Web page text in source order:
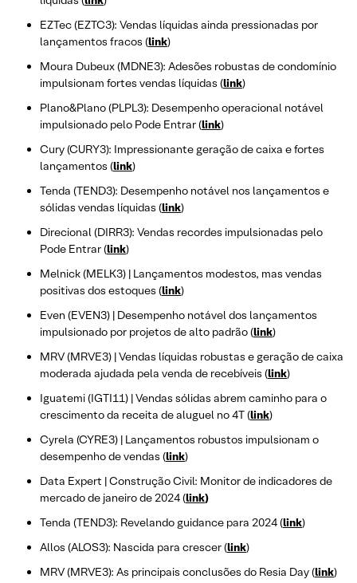
EZTec (EZTC3): Vendas líquidas ainda pressionadas por
lançamentos fracos (link)
Moura Dubeux (MDNE3): Adesões robustas de condomínio
impulsionam fortes vendas líquidas (link)
Plano&Plano (PLPL3): Desempenho operacional notável
impulsionado pelo Pode Entrar (link)
Cury (CURY3): Impressionante geração de caixa e fortes
lançamentos (link)
Tenda (TEND3): Desempenho notável nos lançamentos e
sólidas vendas líquidas (link)
Direcional (DIRR3): Vendas recordes impulsionadas pelo
Pode Entrar (link)
Melnick (MELK3) | Lançamentos modestos, mas vendas
positivas dos estoques (link)
Even (EVEN3) | Desempenho notável dos lançamentos
impulsionado por projetos de alto padrão (link)
MRV (MRVE3) | Vendas líquidas robustas e geração de caixa
moderada ajudada pela venda de recebíveis (link)
Iguatemi (IGTI11) | Vendas sólidas abrem caminho para o
crescimento da receita de aluguel no 4T (link)
Cyrela (CYRE3) | Lançamentos robustos impulsionam o
desempenho de vendas (link)
Data Expert | Construção Civil: Monitor de indicadores de
mercado de janeiro de 2024 (link)
Tenda (TEND3): Revelando guidance para 2024 (link)
Allos (ALOS3): Nascida para crescer (link)
MRV (MRVE3): As principais conclusões do Resia Day (link)